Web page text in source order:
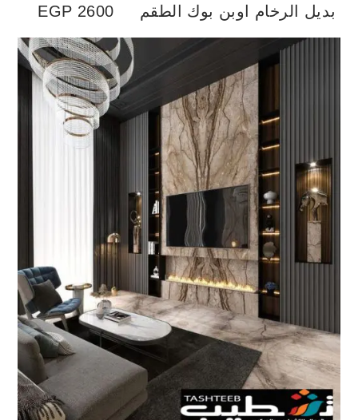
بديل الرخام اوبن بوك الطقم 2600 EGP